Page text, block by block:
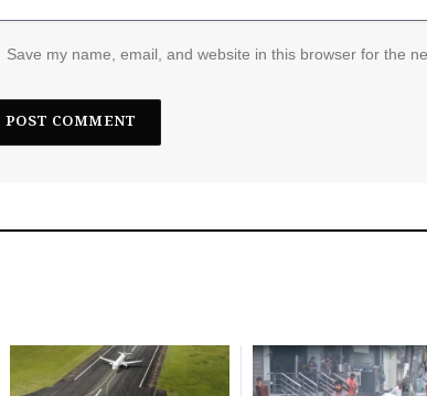
Save my name, email, and website in this browser for the